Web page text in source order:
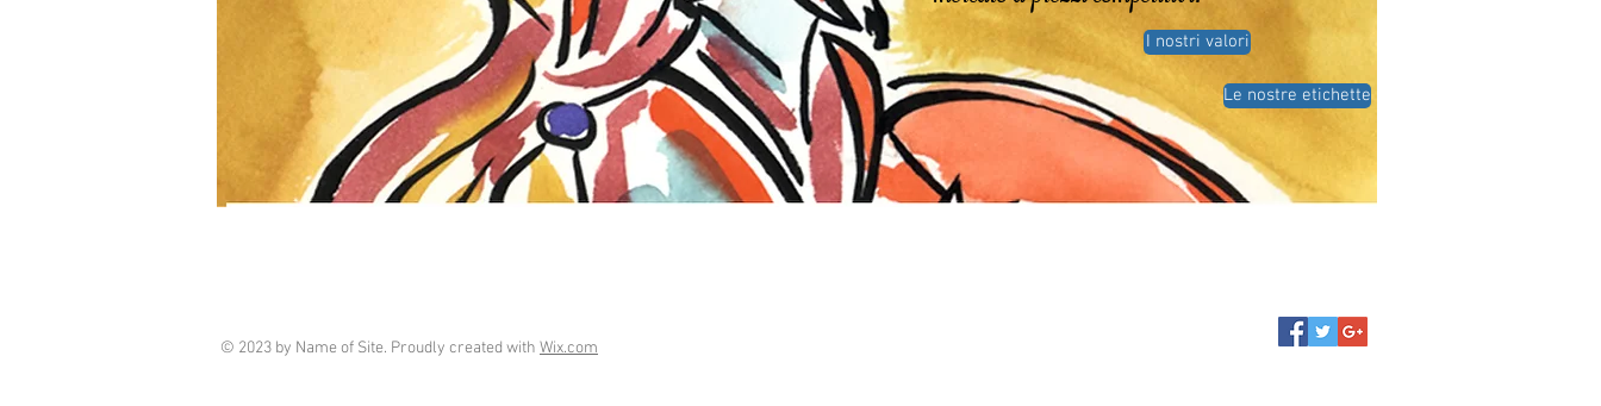
I nostri valori
Le nostre etichette
© 2023 by Name of Site. Proudly created with Wix.com